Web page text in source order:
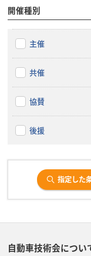
開催種別
主催
共催
協賛
後援
指定した
自動車技術会につい